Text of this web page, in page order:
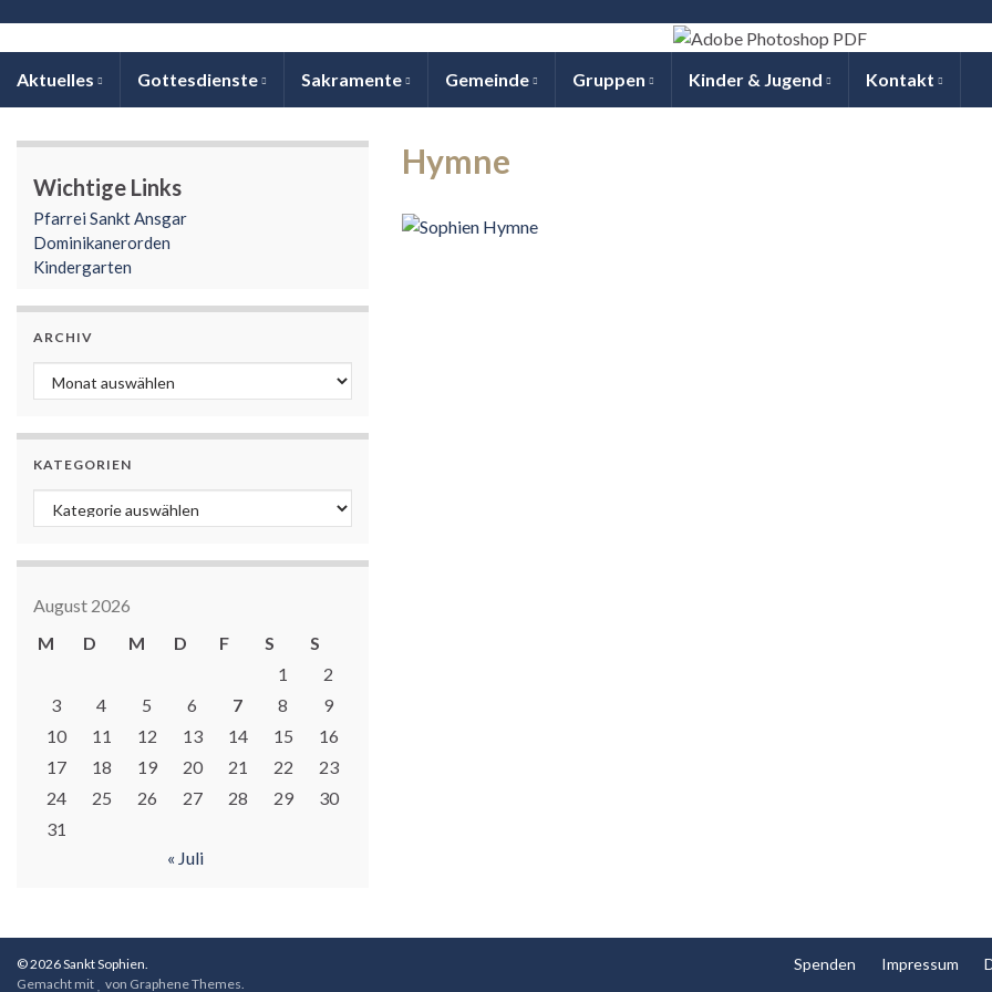
Aktuelles Gottesdienste Sakramente Gemeinde Gruppen Kinder & Jugend Kontakt
Hymne
Wichtige Links
Pfarrei Sankt Ansgar
Dominikanerorden
Kindergarten
ARCHIV
Archiv
KATEGORIEN
Kategorien
August 2026
M
D M D F S
S
1
2
3
4 5 6 7 8
9
10
11 12 13 14 15
16
17
18 19 20 21 22
23
24
25 26 27 28 29
30
31
« Juli
Spenden Impressum
© 2026 Sankt Sophien.
Gemacht mit
von Graphene Themes